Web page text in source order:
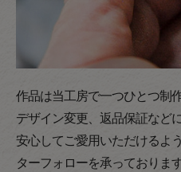
作品は当工房で一つひとつ制
デザイン変更、返品保証など
安心してご愛用いただけるよ
ターフォローを承っております